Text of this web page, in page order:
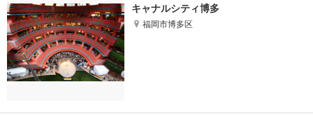
キャナルシティ博多
福岡市博多区